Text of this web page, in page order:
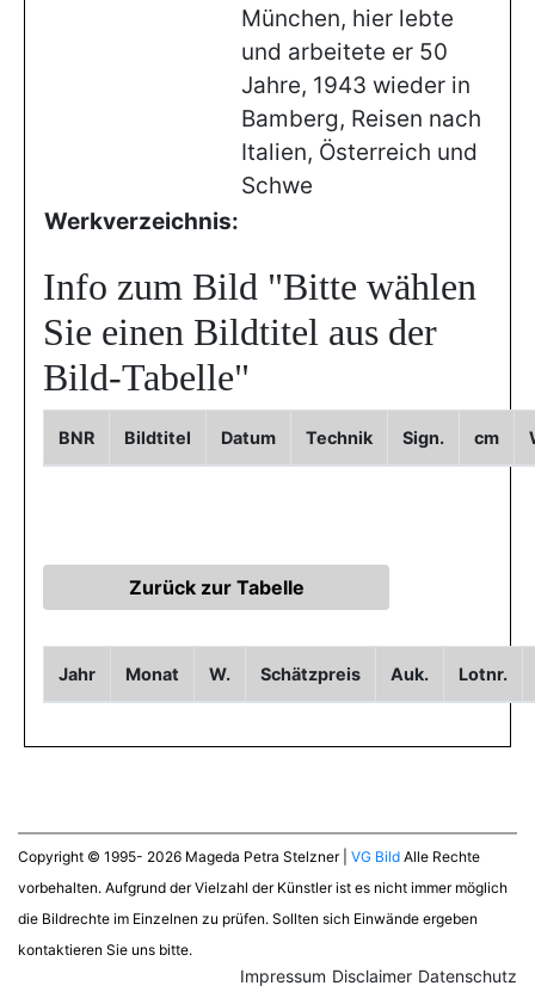
München, hier lebte
und arbeitete er 50
Jahre, 1943 wieder in
Bamberg, Reisen nach
Italien, Österreich und
Schwe
Werkverzeichnis:
Info zum Bild "Bitte wählen
Sie einen Bildtitel aus der
Bild-Tabelle"
BNR Bildtitel Datum Technik Sign. cm
Jahr Monat W. Schätzpreis Auk. Lotnr.
Copyright © 1995- 2026 Mageda Petra Stelzner | VG Bild Alle Rechte
vorbehalten. Aufgrund der Vielzahl der Künstler ist es nicht immer möglich
die Bildrechte im Einzelnen zu prüfen. Sollten sich Einwände ergeben
kontaktieren Sie uns bitte.
Datenschutz
Disclaimer
Impressum